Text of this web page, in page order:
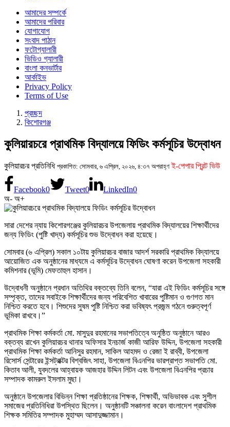
আমাদের সম্পর্কে
আমাদের পরিবার
যোগাযোগ
সংবাদ পাঠান
ফটোগ্যালারী
ভিডিও গ্যালারী
বাংলা কনভার্টার
আর্কাইভ
Privacy Policy
Terms of Use
প্রচ্ছদ
কিশোরগঞ্জ
কুলিয়ারচরে প্রাথমিক বিদ্যালয়ে ফিডিং কর্মসূচির উদ্বোধন
কুলিয়ারচর প্রতিনিধি প্রকাশিত: সোমবার, ৬ এপ্রিল, ২০২৬, ৪:৩৭ অপরাহ্ণ ই-পেপার প্রিন্ট ভিউ
Facebook0 Tweet0 LinkedIn0
অ- অ+
সারা দেশের ন্যায় কিশোরগঞ্জের কুলিয়ারচর উপজেলায় প্রাথমিক বিদ্যালয়ের শিক্ষার্থীদের
জন্য ফিডিং (পুষ্টি খাদ্য) কর্মসূচির শুভ উদ্বোধন করা হয়েছে।
সোমবার (৬ এপ্রিল) সকাল ১০টায় কুলিয়ারচর বাজার আদর্শ সরকারি প্রাথমিক বিদ্যালয়ে
আয়োজিত এক অনুষ্ঠানের মাধ্যমে এ কর্মসূচির উদ্বোধন ঘোষণা করেন উপজেলা সহকারী
কমিশনার (ভূমি) মেফতাহুল হাসান।
উদ্বোধনী অনুষ্ঠানে প্রধান অতিথির বক্তব্যে তিনি বলেন, “যারা এই ফিডিং কর্মসূচির সঙ্গে
সম্পৃক্ত, তাদের সবাইকে শিক্ষার্থীদের জন্য পরিবেশিত খাবারের পুষ্টিমান ও গুণগত মান
নিশ্চিত করতে হবে। শিশুদের সুষম পুষ্টি নিশ্চিত করা ভবিষ্যৎ প্রজন্ম গঠনে গুরুত্বপূর্ণ
ভূমিকা রাখবে।”
প্রাথমিক শিক্ষা কর্মকর্তা মো. মাসুদুর রহমানের সভাপতিত্বে অনুষ্ঠিত অনুষ্ঠানে আরও
বক্তব্য রাখেন কুলিয়ারচর থানার অফিসার ইনচার্জ কাজী আরিফ উদ্দিন, উপজেলা সহকারী
প্রাথমিক শিক্ষা কর্মকর্তা আনিসুর রহমান, সাকিল আহমদ ও রেজা ই রাব্বী, উপজেলা
রিসোর্স সেন্টারের ইন্সট্রাক্টর বিশ্বজিৎ সাহা, উপজেলা বিএনপির ভারপ্রাপ্ত সভাপতি মো.
কিতাব আলী, যুবদলের আহ্বায়ক আজহার উদ্দিন লিটন এবং উপজেলা বিএনপির প্রচার
সম্পাদক কামরুল ইসলাম মুছা।
অনুষ্ঠানে উপজেলার বিভিন্ন শিক্ষা প্রতিষ্ঠানের শিক্ষক, শিক্ষার্থী, অভিভাবক এবং সুশীল
সমাজের প্রতিনিধিরা উপস্থিত ছিলেন। অনুষ্ঠানটি সঞ্চালনা করেন বাংলাদেশ প্রাথমিক
শিক্ষক সমিতির সম্পাদক মুহাম্মদ আসাদুজ্জামান।